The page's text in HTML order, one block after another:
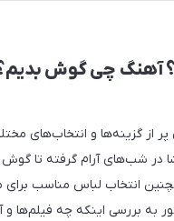
آهنگ چی گوش
پر از گزینه‌ها و انتخاب‌های
در شب‌های آرام گرفته تا
انتخاب لباس مناسب
به بررسی اینکه چه فیلم‌ها و